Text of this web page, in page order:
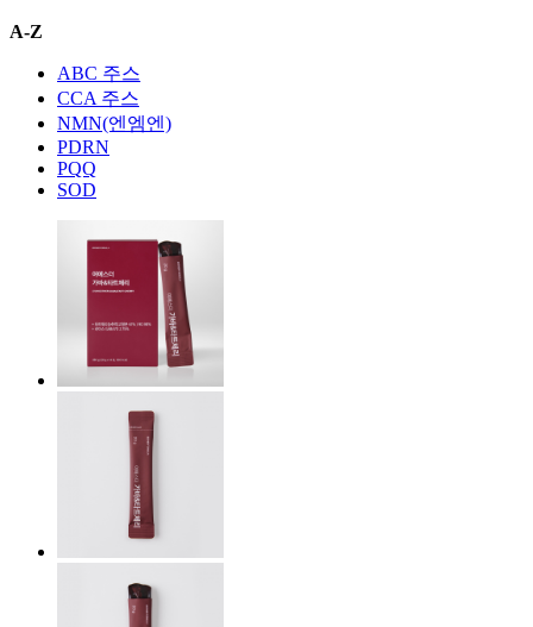
A-Z
ABC 주스
CCA 주스
NMN(엔엠엔)
PDRN
PQQ
SOD